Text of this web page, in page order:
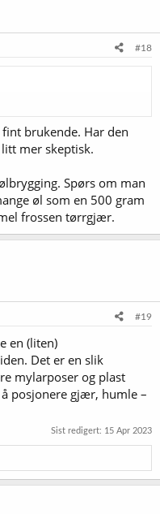
#18
brukende. Har den
mer skeptisk.
Spørs om man
øl som en 500 gram
frossen tørrgjær.
#19
en (liten)
Det er en slik
mylarposer og plast
posjonere gjær, humle –
Sist redigert: 15 Apr 2023